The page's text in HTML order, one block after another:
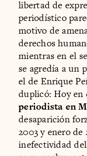
libertad de
periodístico
motivo de
derechos
mientras en el
se agredía a un
el de Enrique
duplicó: Hoy en
periodista en
desaparición
2003 y enero de
inefectividad